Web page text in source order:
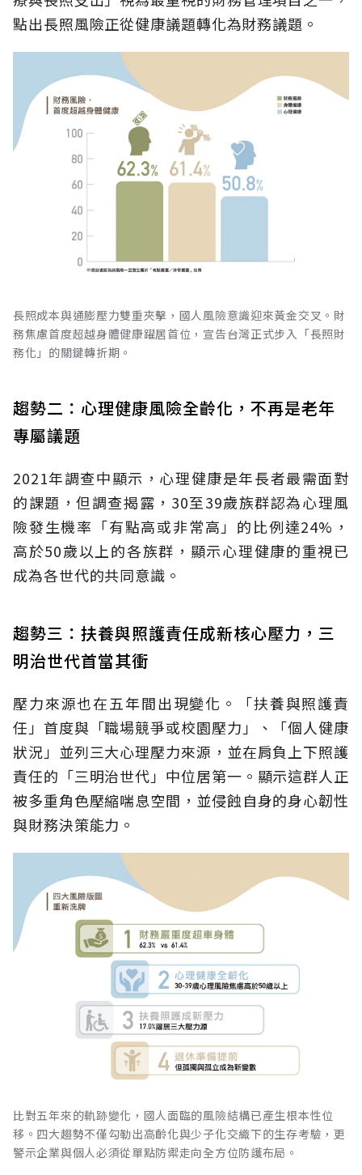
點出長照風險正從健康議題轉化為財務議題。
長照成本與通膨壓力雙重夾擊，國人風險意識迎來黃金交叉。財
務焦慮首度超越身體健康躍居首位，宣告台灣正式步入「長照財
務化」的關鍵轉折期。
趨勢二：心理健康風險全齡化，不再是老年
專屬議題
2021年調查中顯示，心理健康是年長者最需面對
的課題，但調查揭露，30至39歲族群認為心理風
險發生機率「有點高或非常高」的比例達24%，
高於50歲以上的各族群，顯示心理健康的重視已
成為各世代的共同意識。
趨勢三：扶養與照護責任成新核心壓力，三
明治世代首當其衝
壓力來源也在五年間出現變化。「扶養與照護責
任」首度與「職場競爭或校園壓力」、「個人健康
狀況」並列三大心理壓力來源，並在肩負上下照護
責任的「三明治世代」中位居第一。顯示這群人正
被多重角色壓縮喘息空間，並侵蝕自身的身心韌性
與財務決策能力。
比對五年來的軌跡變化，國人面臨的風險結構已產生根本性位
移。四大趨勢不僅勾勒出高齡化與少子化交織下的生存考驗，更
警示企業與個人必須從單點防禦走向全方位防護布局。